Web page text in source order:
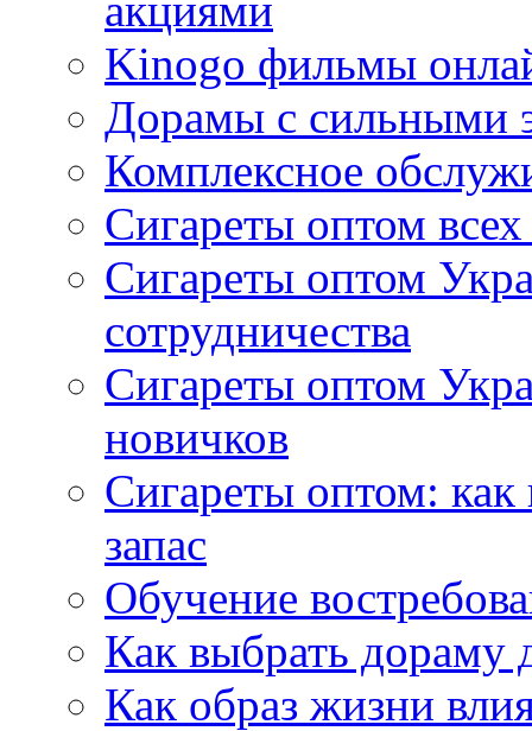
Kinogo фильмы
Дорамы с сильными
Комплексное
Сигареты оптом
Сигареты оптом
сотрудничества
Сигареты оптом
новичков
Сигареты оптом:
запас
Обучение
Как выбрать дораму
Как образ жизни